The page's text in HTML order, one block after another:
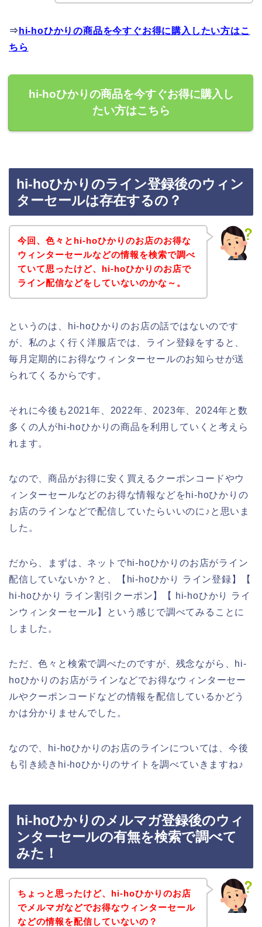
⇒ hi-hoひかりの商品を今すぐお得に購入したい方はこ
ちら
hi-hoひかりの商品を今すぐお得に購入し
たい方はこちら
hi-hoひかりのライン登録後のウィン
ターセールは存在するの？
今回、色々とhi-hoひかりのお店のお得な
ウィンターセールなどの情報を検索で調べ
ていて思ったけど、hi-hoひかりのお店で
ライン配信などをしていないのかな～。
というのは、hi-hoひかりのお店の話ではないのです
が、私のよく行く洋服店では、ライン登録をすると、
毎月定期的にお得なウィンターセールのお知らせが送
られてくるからです。
それに今後も2021年、2022年、2023年、2024年と数
多くの人がhi-hoひかりの商品を利用していくと考えら
れます。
なので、商品がお得に安く買えるクーポンコードやウ
ィンターセールなどのお得な情報などをhi-hoひかりの
お店のラインなどで配信していたらいいのに♪と思いま
した。
だから、まずは、ネットでhi-hoひかりのお店がライン
配信していないか？と、【hi-hoひかり ライン登録】【
hi-hoひかり ライン割引クーポン】【 hi-hoひかり ライ
ンウィンターセール】という感じで調べてみることに
しました。
ただ、色々と検索で調べたのですが、残念ながら、hi-
hoひかりのお店がラインなどでお得なウィンターセー
ルやクーポンコードなどの情報を配信しているかどう
かは分かりませんでした。
なので、hi-hoひかりのお店のラインについては、今後
も引き続きhi-hoひかりのサイトを調べていきますね♪
hi-hoひかりのメルマガ登録後のウィ
ンターセールの有無を検索で調べて
みた！
ちょっと思ったけど、hi-hoひかりのお店
でメルマガなどでお得なウィンターセール
などの情報を配信していないの？